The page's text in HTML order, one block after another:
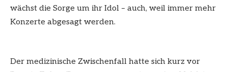
wächst die Sorge um ihr Idol – auch, weil immer mehr
Konzerte abgesagt werden.
Der medizinische Zwischenfall hatte sich kurz vor